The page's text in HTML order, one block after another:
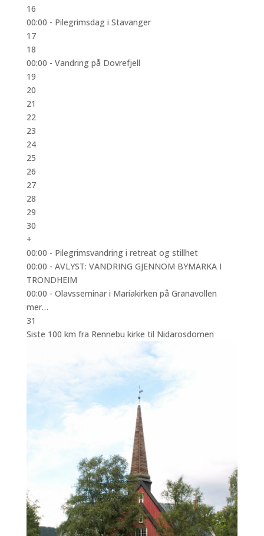
16
00:00 - Pilegrimsdag i Stavanger
17
18
00:00 - Vandring på Dovrefjell
19
20
21
22
23
24
25
26
27
28
29
30
+
00:00 - Pilegrimsvandring i retreat og stillhet
00:00 - AVLYST: VANDRING GJENNOM BYMARKA I
TRONDHEIM
00:00 - Olavsseminar i Mariakirken på Granavollen
mer…
31
Siste 100 km fra Rennebu kirke til Nidarosdomen